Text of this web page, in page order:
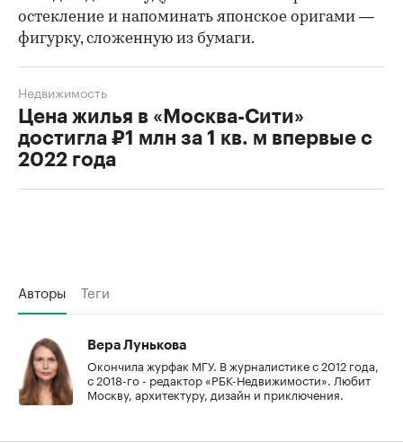
остекление и напоминать японское оригами —
фигурку, сложенную из бумаги.
Цена жилья в «Москва-Сити»
достигла ₽1 млн за 1 кв. м впервые с
2022 года
Недвижимость
Авторы Теги
Вера Лунькова
Окончила журфак МГУ. В журналистике с 2012 года,
с 2018-го - редактор «РБК-Недвижимости». Любит
Москву, архитектуру, дизайн и приключения.